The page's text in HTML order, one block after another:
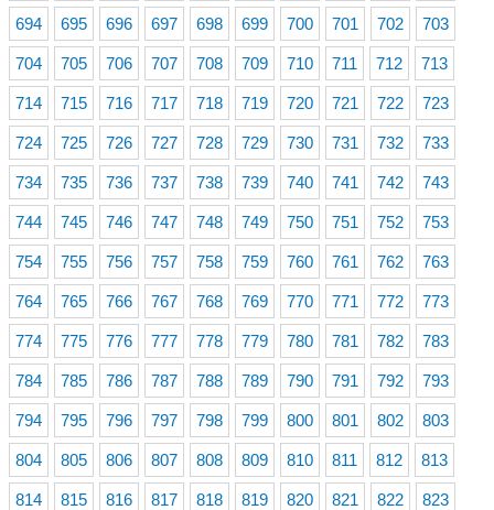
694 695 696 697 698 699 700 701 702 703
704 705 706 707 708 709 710 711 712 713
714 715 716 717 718 719 720 721 722 723
724 725 726 727 728 729 730 731 732 733
734 735 736 737 738 739 740 741 742 743
744 745 746 747 748 749 750 751 752 753
754 755 756 757 758 759 760 761 762 763
764 765 766 767 768 769 770 771 772 773
774 775 776 777 778 779 780 781 782 783
784 785 786 787 788 789 790 791 792 793
794 795 796 797 798 799 800 801 802 803
804 805 806 807 808 809 810 811 812 813
814 815 816 817 818 819 820 821 822 823